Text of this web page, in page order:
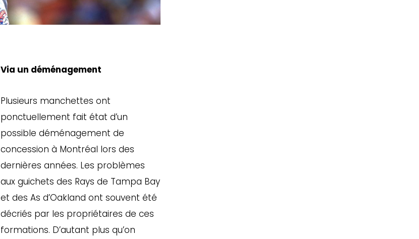
Via un déménagement
Plusieurs manchettes ont
ponctuellement fait état d’un
possible déménagement de
concession à Montréal lors des
dernières années. Les problèmes
aux guichets des Rays de Tampa Bay
et des As d’Oakland ont souvent été
décriés par les propriétaires de ces
formations. D’autant plus qu’on